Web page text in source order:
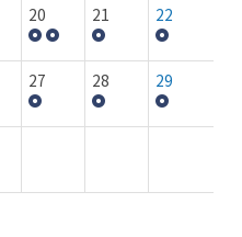
20 21 22
27 28 29